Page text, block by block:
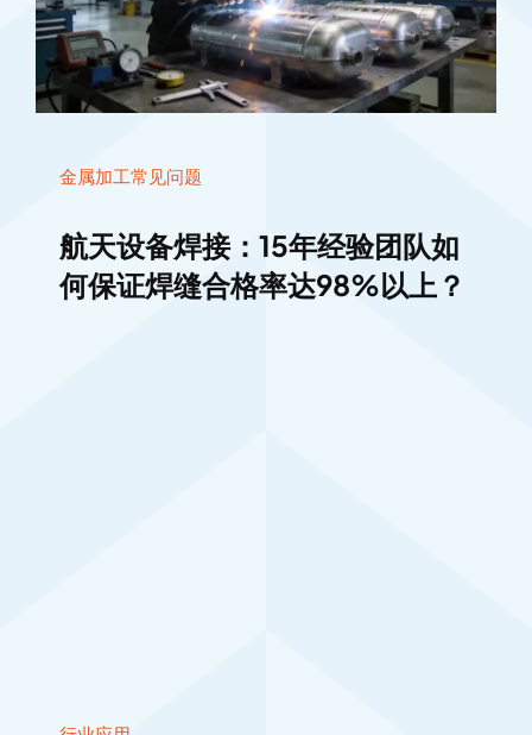
金属加工常见问题
航天设备焊接：15年经验团队如
何保证焊缝合格率达98%以上？